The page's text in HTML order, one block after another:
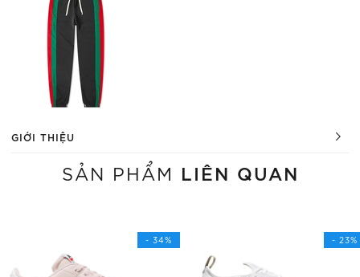
GIỚI THIỆU
SẢN PHẨM LIÊN QUAN
- 34% - 23%